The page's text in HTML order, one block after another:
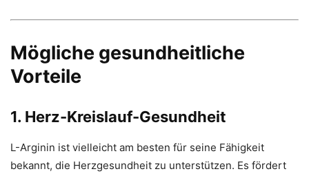
Mögliche gesundheitliche
Vorteile
1. Herz-Kreislauf-Gesundheit
L-Arginin ist vielleicht am besten für seine Fähigkeit
bekannt, die Herzgesundheit zu unterstützen. Es fördert